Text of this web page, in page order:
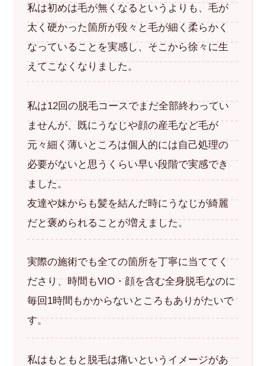
私は初めは毛が無くなるというよりも、毛が
太く硬かった箇所が段々と毛が細く柔らかく
なっていることを実感し、そこから徐々に生
えてこなくなりました。
私は12回の脱毛コースでまだ全部終わってい
ませんが、既にうなじや顔の産毛など毛が
元々細く薄いところは個人的には自己処理の
必要がないと思うくらい早い段階で実感でき
ました。
友達や妹からも髪を結んだ時にうなじが綺麗
だと褒められることが増えました。
実際の施術でも全ての箇所を丁寧に当ててく
ださり、時間もVIO・顔を含む全身脱毛なのに
毎回1時間もかからないところもありがたいで
す。
私はもともと脱毛は痛いというイメージがあ